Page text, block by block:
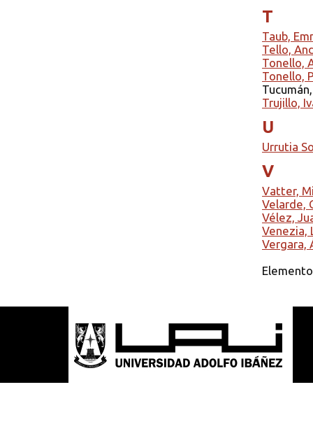
T
Taub,
Tello,
Tonello,
Tonello,
Trujillo,
U
Urrutia
V
Vatter,
Velarde,
Vélez,
Venezia,
Vergara,